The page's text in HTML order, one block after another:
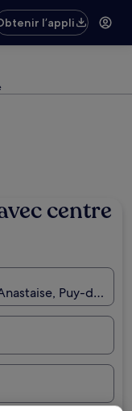
l’appli
centre
Puy-de-